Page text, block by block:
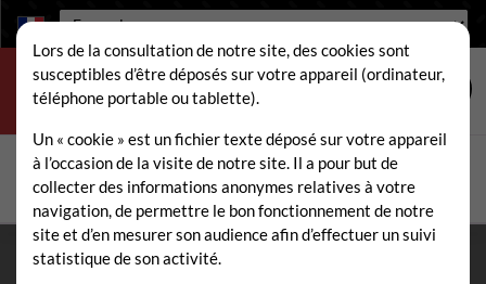
Langue :
Rechercher
Fermeture estivale du 10 au 21 août 2026
Lors de la consultation de notre site, des cookies sont
susceptibles d’être déposés sur votre appareil (ordinateur,
téléphone portable ou tablette).
Un « cookie » est un fichier texte déposé sur votre appareil
à l’occasion de la visite de notre site. Il a pour but de
collecter des informations anonymes relatives à votre
navigation, de permettre le bon fonctionnement de notre
site et d’en mesurer son audience afin d’effectuer un suivi
statistique de son activité.